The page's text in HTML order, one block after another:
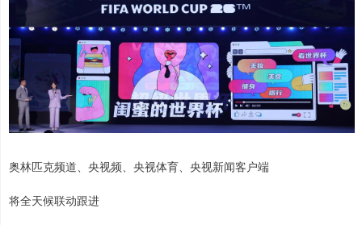
奥林匹克频道、央视频、央视体育、央视新闻客户端
将全天候联动跟进